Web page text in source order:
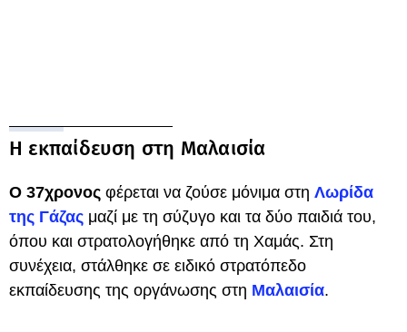
Η εκπαίδευση στη Μαλαισία
Ο 37χρονος φέρεται να ζούσε μόνιμα στη Λωρίδα
της Γάζας μαζί με τη σύζυγο και τα δύο παιδιά του,
όπου και στρατολογήθηκε από τη Χαμάς. Στη
συνέχεια, στάλθηκε σε ειδικό στρατόπεδο
εκπαίδευσης της οργάνωσης στη Μαλαισία.